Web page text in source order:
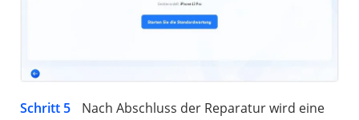
Schritt 5
Nach Abschluss der Reparatur wird eine